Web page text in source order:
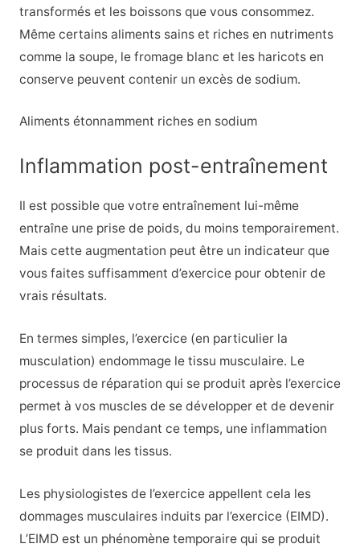
transformés et les boissons que vous consommez.
Même certains aliments sains et riches en nutriments
comme la soupe, le fromage blanc et les haricots en
conserve peuvent contenir un excès de sodium.
Aliments étonnamment riches en sodium
Inflammation post-entraînement
Il est possible que votre entraînement lui-même
entraîne une prise de poids, du moins temporairement.
Mais cette augmentation peut être un indicateur que
vous faites suffisamment d’exercice pour obtenir de
vrais résultats.
En termes simples, l’exercice (en particulier la
musculation) endommage le tissu musculaire. Le
processus de réparation qui se produit après l’exercice
permet à vos muscles de se développer et de devenir
plus forts. Mais pendant ce temps, une inflammation
se produit dans les tissus.
Les physiologistes de l’exercice appellent cela les
dommages musculaires induits par l’exercice (EIMD).
L’EIMD est un phénomène temporaire qui se produit